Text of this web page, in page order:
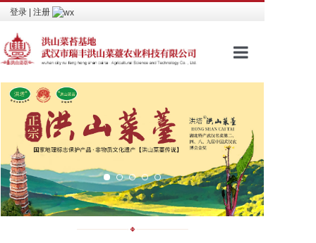
网站首页
进入商城
包装介绍
新闻资讯
登录 注册